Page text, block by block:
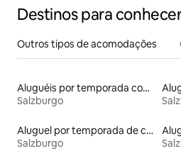
Destinos para
Outros tipos de acomodações
Aluguéis por temporada com caiaque
Salzburgo
Aluguel por temporada de castelos
Salzburgo